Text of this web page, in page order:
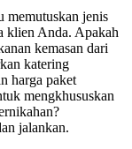
memutuskan jenis
klien Anda. Apakah
kemasan dari
katering
harga paket
mengkhususkan
jalankan.